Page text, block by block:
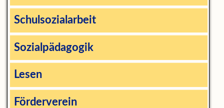
Schulsozialarbeit
Sozialpädagogik
Lesen
Förderverein